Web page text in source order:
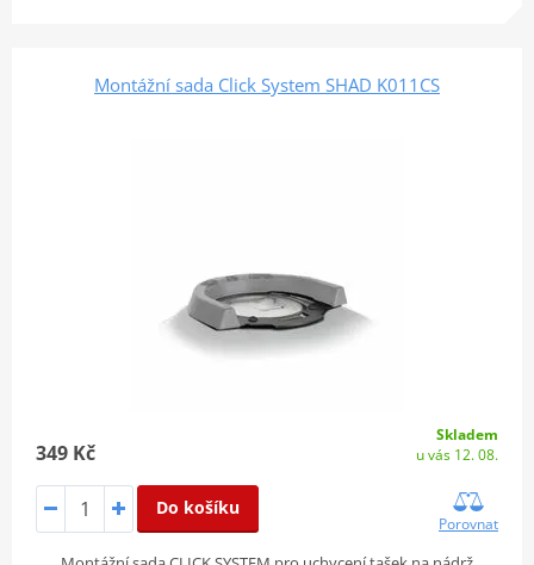
Montážní sada Click System SHAD K011CS
349 Kč
Skladem
u vás 12. 08.
Do košíku
Porovnat